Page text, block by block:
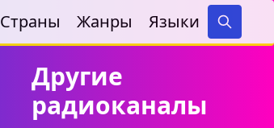
Страны Жанры Языки
Search
Другие
радиоканалы